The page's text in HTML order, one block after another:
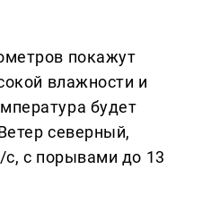
покажут
влажности и
будет
северный,
с порывами до 13